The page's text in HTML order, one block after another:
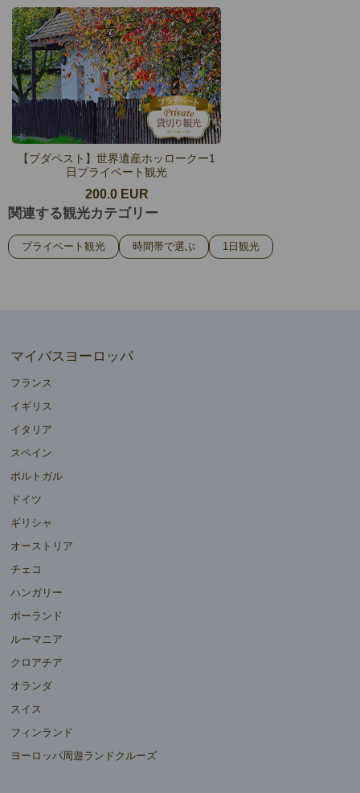
【ブダペスト】世界遺産ホッロークー1
日プライベート観光
200.0 EUR
関連する観光カテゴリー
プライベート観光 時間帯で選ぶ 1日観光
マイバスヨーロッパ
フランス
イギリス
イタリア
スペイン
ポルトガル
ドイツ
ギリシャ
オーストリア
チェコ
ハンガリー
ポーランド
ルーマニア
クロアチア
オランダ
スイス
フィンランド
ヨーロッパ周遊ランドクルーズ